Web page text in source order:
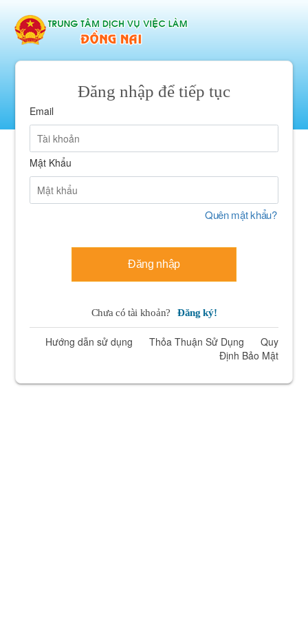
Đăng nhập để tiếp tục
Email
Mật Khẩu
Quên mật khẩu?
Đăng nhập
Chưa có tài khoản? Đăng ký!
Hướng dẫn sử dụng Thỏa Thuận Sử Dụng
Quy
Định Bảo Mật